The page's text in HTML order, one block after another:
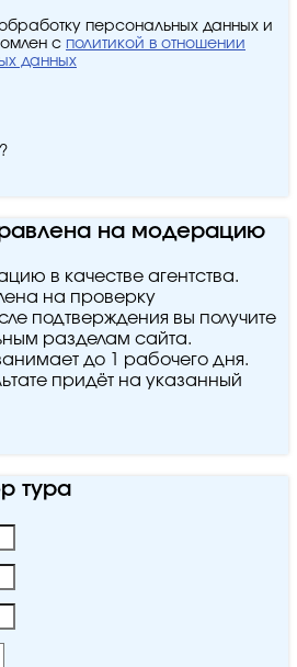
персональных данных и
с политикой в отношении
данных
на модерацию
в качестве агентства.
на проверку
подтверждения вы получите
разделам сайта.
до 1 рабочего дня.
придёт на указанный
тура